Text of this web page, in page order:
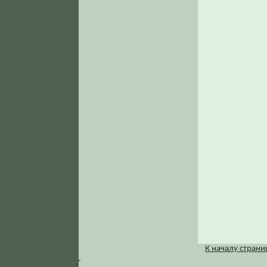
.
К началу